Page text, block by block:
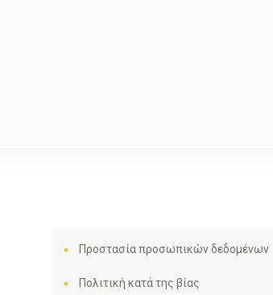
Προστασία προσωπικών δεδομένων
Πολιτική κατά της βίας